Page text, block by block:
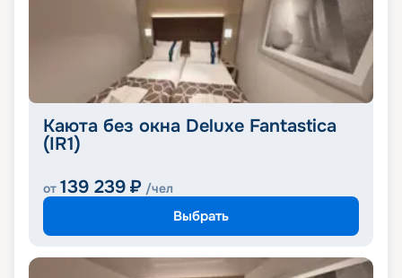
Каюта без окна Deluxe Fantastica
(IR1)
от 139 239 ₽ /чел
Выбрать